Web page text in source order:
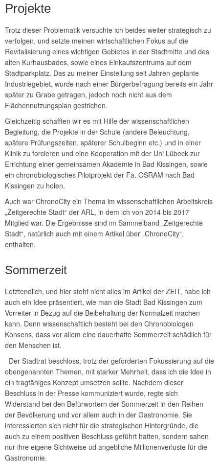
Projekte
Trotz dieser Problematik versuchte ich beides weiter strategisch zu
verfolgen, und setzte meinen wirtschaftlichen Fokus auf die
Revitalisierung eines wichtigen Gebietes in der Stadtmitte und des
alten Kurhausbades, sowie eines Einkaufszentrums auf dem
Stadtparkplatz. Das zu meiner Einstellung seit Jahren geplante
Industriegebiet, wurde nach einer Bürgerbefragung bereits ein Jahr
später zu Grabe getragen, jedoch noch nicht aus dem
Flächennutzungsplan gestrichen.
Gleichzeitig schafften wir es mit Hilfe der wissenschaftlichen
Begleitung, die Projekte in der Schule (andere Beleuchtung,
spätere Prüfungszeiten, späterer Schulbeginn etc.) und in einer
Klinik zu forcieren und eine Kooperation mit der Uni Lübeck zur
Errichtung einer gemeinsamen Akademie in Bad Kissingen, sowie
ein chronobiologisches Pilotprojekt der Fa. OSRAM nach Bad
Kissingen zu holen.
Auch war ChronoCity ein Thema im wissenschaftlichen Arbeitskreis
„Zeitgerechte Stadt“ der ARL, in dem ich von 2014 bis 2017
Mitglied war. Die Ergebnisse sind im Sammelband „Zeitgerechte
Stadt“, natürlich auch mit einem Artikel über „ChronoCity“,
enthalten.
Sommerzeit
Letztendlich, und hier steht nicht alles im Artikel der ZEIT, habe ich
auch ein Idee präsentiert, wie man die Stadt Bad Kissingen zum
Vorreiter in Bezug auf die Beibehaltung der Normalzeit machen
kann. Denn wissenschaftlich besteht bei den Chronobiologen
Konsens, dass vor allem eine dauerhafte Sommerzeit schädlich für
den Menschen ist.
Der Stadtrat beschloss, trotz der geforderten Fokussierung auf die
obengenannten Themen, mit starker Mehrheit, dass ich die Idee in
ein tragfähiges Konzept umsetzen sollte. Nachdem dieser
Beschluss in der Presse kommuniziert wurde, regte sich
Widerstand bei den Befürwortern der Sommerzeit in den Reihen
der Bevölkerung und vor allem auch in der Gastronomie. Sie
interessierten sich nicht für die strategischen Hintergründe, die
auch zu einem positiven Beschluss geführt hatten, sondern sahen
nur ihre eigene Sichtweise ud angebliche Millionenverluste für die
Gastronomie.